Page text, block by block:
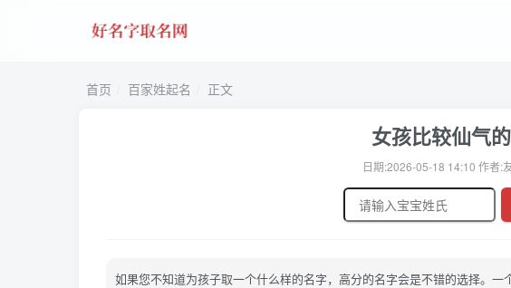
首页 百家姓起名 正文
女孩比较仙气
日期:2026-05-18 14:10 作者:
如果您不知道为孩子取一个什么样的名字，高分的名字会是不错的选择。